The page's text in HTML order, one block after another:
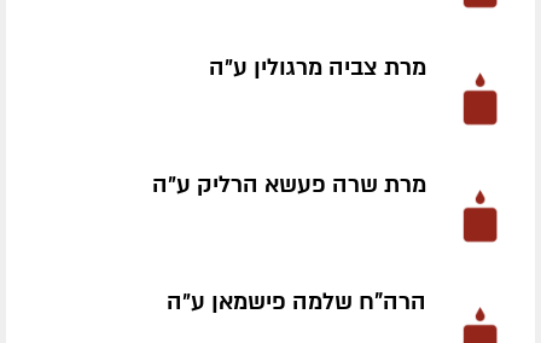
מרת צביה מרגולין ע״ה
מרת שרה פעשא הרליק ע״ה
הרה"ח שלמה פישמאן ע״ה